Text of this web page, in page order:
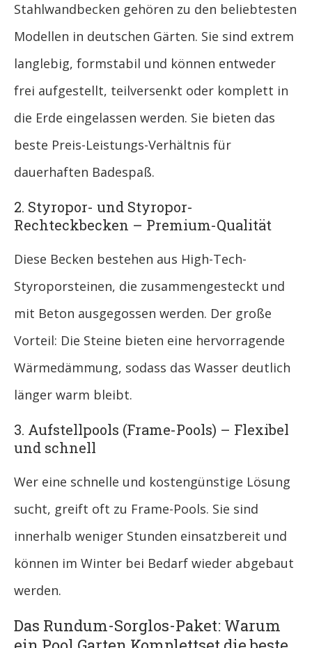
Stahlwandbecken gehören zu den beliebtesten
Modellen in deutschen Gärten. Sie sind extrem
langlebig, formstabil und können entweder
frei aufgestellt, teilversenkt oder komplett in
die Erde eingelassen werden. Sie bieten das
beste Preis-Leistungs-Verhältnis für
dauerhaften Badespaß.
2. Styropor- und Styropor-
Rechteckbecken – Premium-Qualität
Diese Becken bestehen aus High-Tech-
Styroporsteinen, die zusammengesteckt und
mit Beton ausgegossen werden. Der große
Vorteil: Die Steine bieten eine hervorragende
Wärmedämmung, sodass das Wasser deutlich
länger warm bleibt.
3. Aufstellpools (Frame-Pools) – Flexibel
und schnell
Wer eine schnelle und kostengünstige Lösung
sucht, greift oft zu Frame-Pools. Sie sind
innerhalb weniger Stunden einsatzbereit und
können im Winter bei Bedarf wieder abgebaut
werden.
Das Rundum-Sorglos-Paket: Warum